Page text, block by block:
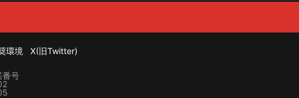
環境 X(旧Twitter)
番号